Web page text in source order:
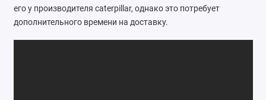
Ремонт очков
его у производителя caterpillar, однако это потребует
дополнительного времени на доставку.